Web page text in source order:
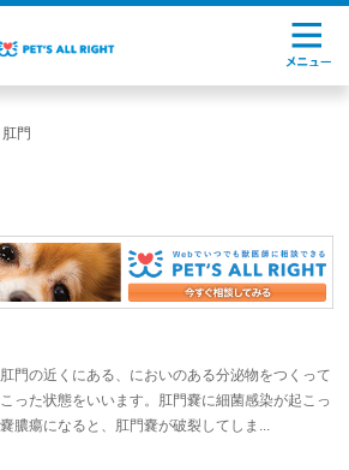
肛門
門の近くにある、においのある分泌物をつくって
った状態をいいます。肛門嚢に細菌感染が起こっ
膿瘍になると、肛門嚢が破裂してしま...